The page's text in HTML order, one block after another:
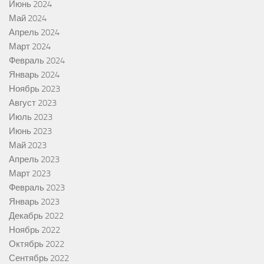
Июнь 2024
Май 2024
Апрель 2024
Март 2024
Февраль 2024
Январь 2024
Ноябрь 2023
Август 2023
Июль 2023
Июнь 2023
Май 2023
Апрель 2023
Март 2023
Февраль 2023
Январь 2023
Декабрь 2022
Ноябрь 2022
Октябрь 2022
Сентябрь 2022